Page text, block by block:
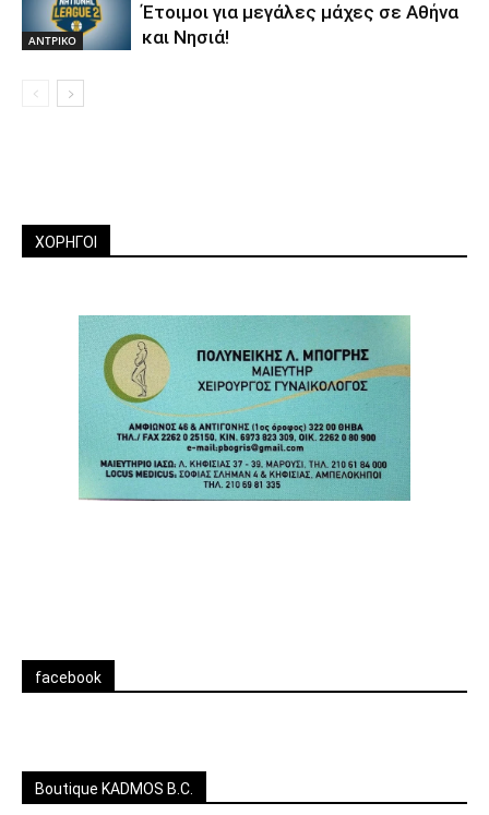
ΑΝTΡΙΚΟ
Έτοιμοι για μεγάλες μάχες σε Αθήνα
και Νησιά!
ΧΟΡΗΓΟΙ
facebook
Boutique KADMOS B.C.